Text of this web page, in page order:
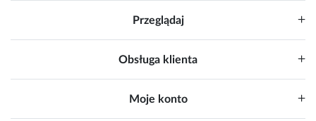
Przeglądaj
Obsługa klienta
Moje konto